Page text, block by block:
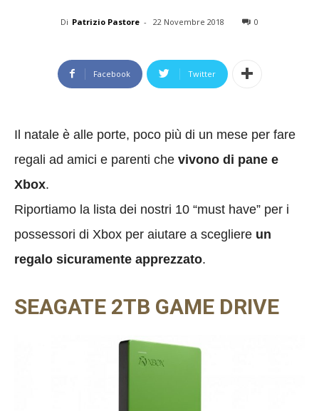
Di Patrizio Pastore - 22 Novembre 2018 0
Facebook Twitter
Il natale è alle porte, poco più di un mese per fare
regali ad amici e parenti che vivono di pane e
Xbox.
Riportiamo la lista dei nostri 10 “must have” per i
possessori di Xbox per aiutare a scegliere un
regalo sicuramente apprezzato.
SEAGATE 2TB GAME DRIVE